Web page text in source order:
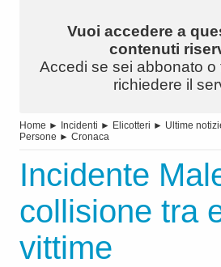
Vuoi accedere a
contenuti
Accedi se sei abbonato o
richiedere il
Home ► Incidenti ► Elicotteri ► Ultime
Persone ► Cronaca
Incidente
collisione tra
vittime